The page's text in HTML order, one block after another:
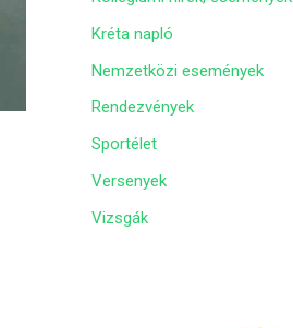
Kréta napló
Nemzetközi események
Rendezvények
Sportélet
Versenyek
Vizsgák